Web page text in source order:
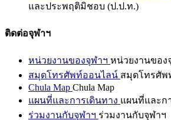
และประพฤติมิชอบ (ป.ป.ท.)
ติดต่อจุฬาฯ
หน่วยงานของจุฬาฯ หน่วยงานของ
สมุดโทรศัพท์ออนไลน์ สมุดโทรศัพ
Chula Map Chula Map
แผนที่และการเดินทาง แผนที่และก
ร่วมงานกับจุฬาฯ ร่วมงานกับจุฬาฯ